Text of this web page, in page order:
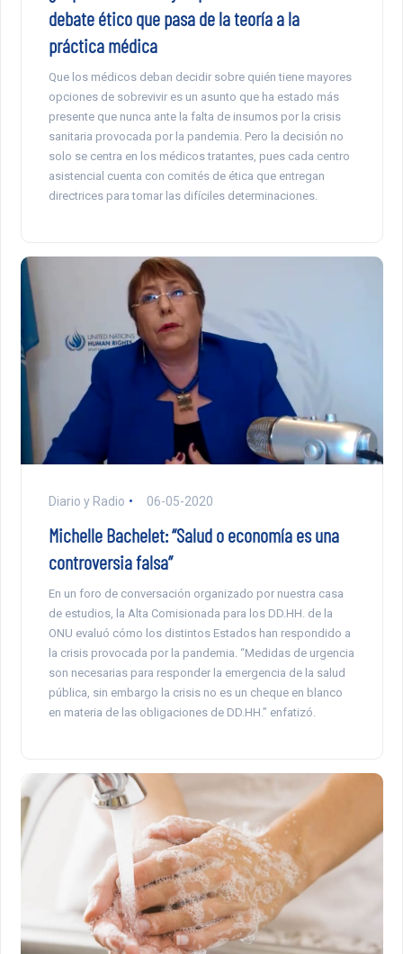
debate ético que pasa de la teoría a la
práctica médica
Que los médicos deban decidir sobre quién tiene mayores
opciones de sobrevivir es un asunto que ha estado más
presente que nunca ante la falta de insumos por la crisis
sanitaria provocada por la pandemia. Pero la decisión no
solo se centra en los médicos tratantes, pues cada centro
asistencial cuenta con comités de ética que entregan
directrices para tomar las difíciles determinaciones.
Diario y Radio 06-05-2020
Michelle Bachelet: “Salud o economía es una
controversia falsa”
En un foro de conversación organizado por nuestra casa
de estudios, la Alta Comisionada para los DD.HH. de la
ONU evaluó cómo los distintos Estados han respondido a
la crisis provocada por la pandemia. “Medidas de urgencia
son necesarias para responder la emergencia de la salud
pública, sin embargo la crisis no es un cheque en blanco
en materia de las obligaciones de DD.HH.” enfatizó.